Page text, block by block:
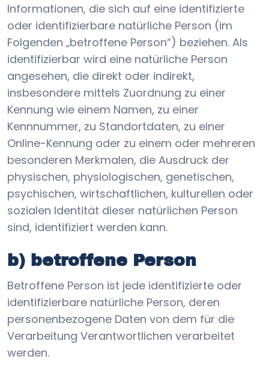
Informationen, die sich auf eine identifizierte
oder identifizierbare natürliche Person (im
Folgenden „betroffene Person“) beziehen. Als
identifizierbar wird eine natürliche Person
angesehen, die direkt oder indirekt,
insbesondere mittels Zuordnung zu einer
Kennung wie einem Namen, zu einer
Kennnummer, zu Standortdaten, zu einer
Online-Kennung oder zu einem oder mehreren
besonderen Merkmalen, die Ausdruck der
physischen, physiologischen, genetischen,
psychischen, wirtschaftlichen, kulturellen oder
sozialen Identität dieser natürlichen Person
sind, identifiziert werden kann.
b) betroffene Person
Betroffene Person ist jede identifizierte oder
identifizierbare natürliche Person, deren
personenbezogene Daten von dem für die
Verarbeitung Verantwortlichen verarbeitet
werden.